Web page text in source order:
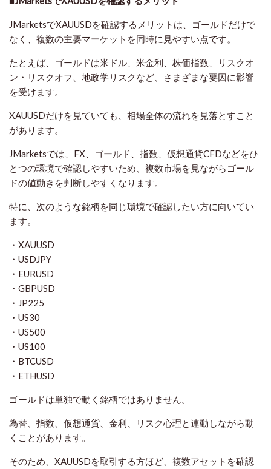
JMarketsでXAUUSDを確認するメリットは、ゴールドだけで
なく、複数の主要マーケットを同時に見やすい点です。
たとえば、ゴールドは米ドル、米金利、株価指数、リスクオ
ン・リスクオフ、地政学リスクなど、さまざまな要因に影響
を受けます。
XAUUSDだけを見ていても、相場全体の流れを見落とすこと
があります。
JMarketsでは、FX、ゴールド、指数、仮想通貨CFDなどをひ
とつの環境で確認しやすいため、複数市場を見ながらゴール
ドの値動きを判断しやすくなります。
特に、次のような銘柄を同じ環境で確認したい方に向いてい
ます。
・XAUUSD
・USDJPY
・EURUSD
・GBPUSD
・JP225
・US30
・US500
・US100
・BTCUSD
・ETHUSD
ゴールドは単独で動く銘柄ではありません。
為替、指数、仮想通貨、金利、リスク心理と連動しながら動
くことがあります。
そのため、XAUUSDを取引する方ほど、複数アセットを確認